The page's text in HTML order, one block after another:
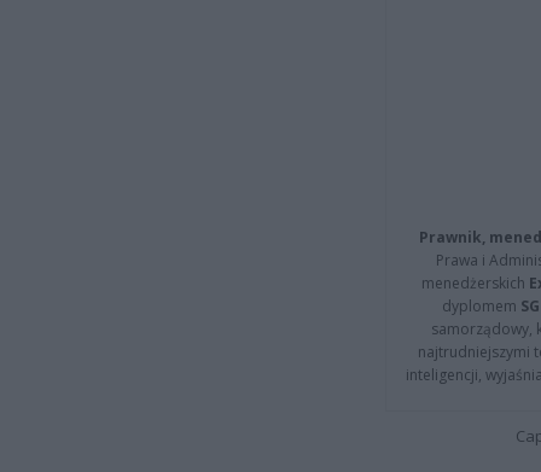
Prawnik,
Prawa i
menedżerskich
dyplomem
samorządowy,
najtrudniejszymi
inteligencji,